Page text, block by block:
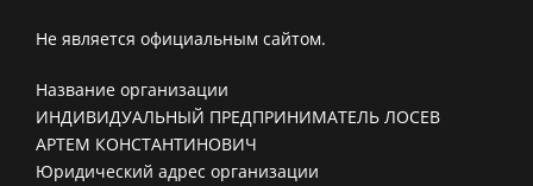
Не является официальным сайтом.
Название организации
ИНДИВИДУАЛЬНЫЙ ПРЕДПРИНИМАТЕЛЬ ЛОСЕВ
АРТЕМ КОНСТАНТИНОВИЧ
Юридический адрес организации